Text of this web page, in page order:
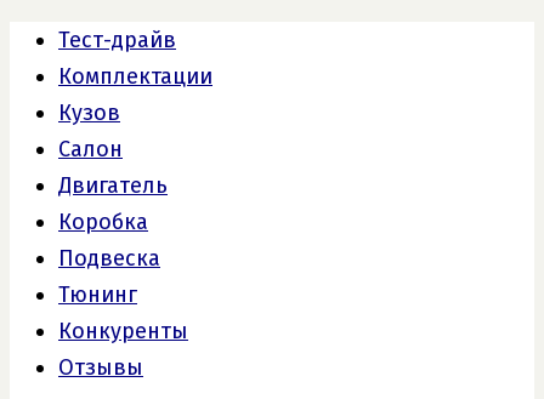
Тест-драйв
Комплектации
Кузов
Салон
Двигатель
Коробка
Подвеска
Тюнинг
Конкуренты
Отзывы